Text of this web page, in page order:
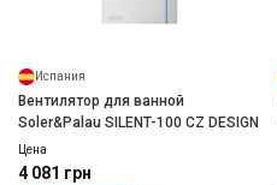
Испания
Вентилятор для ванной
Soler&Palau SILENT-100 CZ DESIGN
Цена
4 081 грн